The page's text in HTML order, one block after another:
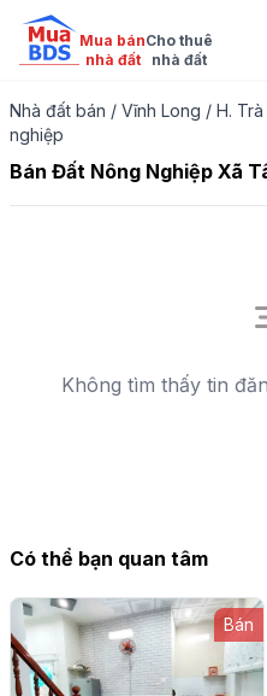
Mua bán
nhà đất
Cho thuê
nhà đất
Nhà đất bán / Vĩnh Long / H. Trà
nghiệp
Bán Đất Nông Nghiệp Xã
Không tìm thấy tin
Có thể bạn quan tâm
Bán